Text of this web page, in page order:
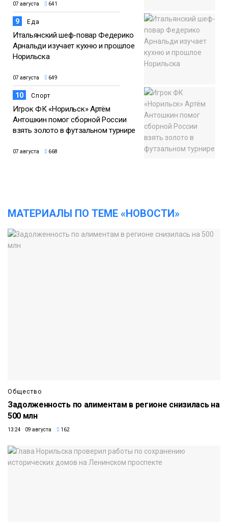
07 августа 641
9 Еда
Итальянский шеф-повар Федерико
Арнальди изучает кухню и прошлое
Норильска
07 августа 649
10 Спорт
Игрок ФК «Норильск» Артём
Антошкин помог сборной России
взять золото в футзальном турнире
07 августа 668
МАТЕРИАЛЫ ПО ТЕМЕ «НОВОСТИ»
Общество
Задолженность по алиментам в регионе снизилась на
500 млн
13:24 09 августа 162